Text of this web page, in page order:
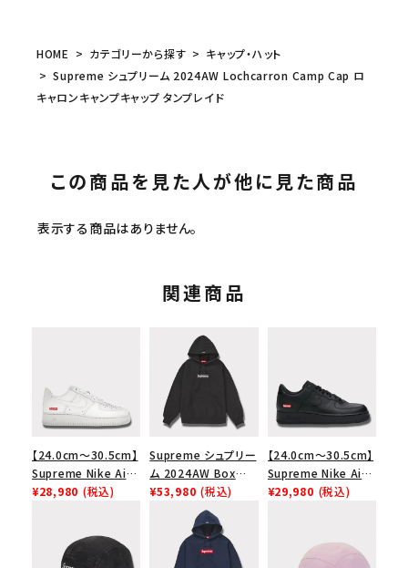
HOME カテゴリーから探す
キャップ・ハット
Supreme シュプリーム 2024AW Lochcarron Camp Cap ロ
キャロンキャンプキャップ タンプレイド
この商品を見た人が他に見た商品
表示する商品はありません。
関連商品
【24.0cm～30.5cm】
Supreme Nike Air
Force 1 Low シュプ
ューズ ホワイト
¥28,980 (税込)
Supreme シュプリー
ム 2024AW Box
Logo Hooded
Sweatshirt ボック
スロゴフードパーカー
ブラック 黒
¥53,980 (税込)
【24.0cm～30.5cm】
Supreme Nike Air
Force 1 Low シュプ
ューズ ブラック
¥29,980 (税込)